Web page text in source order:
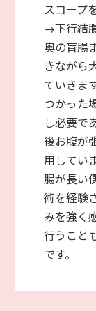
スコープ
→下行結
奥の盲腸
きながら
ていきま
つかった
し必要で
後お腹が
用してい
腸が長い
術を経験
みを強く
行うこと
です。